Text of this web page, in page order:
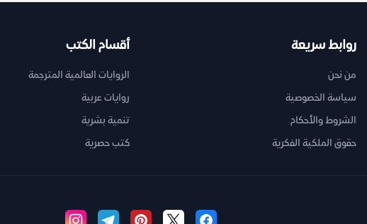
روابط سريعة
من نحن
سياسة الخصوصية
الشروط والأحكام
حقوق الملكية الفكرية
أقسام الكتب
الروايات العالمية المترجمة
روايات عربية
تنمية بشرية
كتب حصرية